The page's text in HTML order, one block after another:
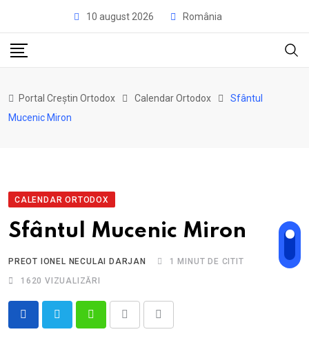
content
10 august 2026 România
Portal Creștin Ortodox Calendar Ortodox
Sfântul
Mucenic Miron
CALENDAR ORTODOX
Sfântul Mucenic Miron
PREOT IONEL NECULAI DARJAN
1 MINUT DE CITIT
1620 VIZUALIZĂRI